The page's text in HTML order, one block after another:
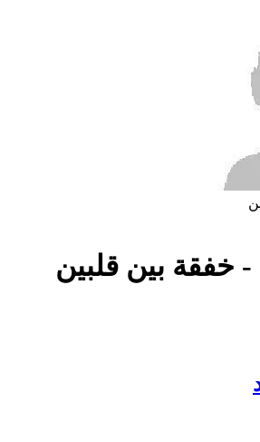
خفقة بين قلبين